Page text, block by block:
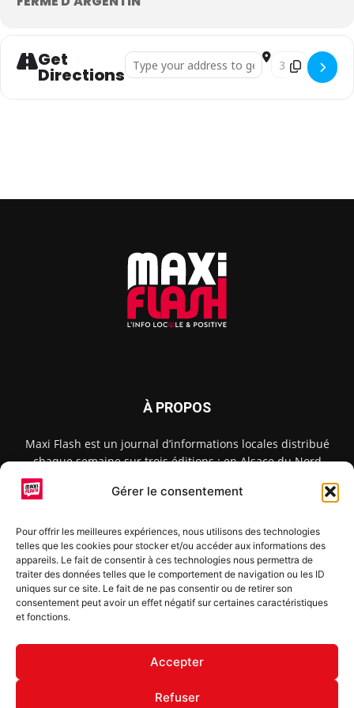
Gérer le consentement
Pour offrir les meilleures expériences, nous utilisons des technologies
telles que les cookies pour stocker et/ou accéder aux informations des
appareils. Le fait de consentir à ces technologies nous permettra de
traiter des données telles que le comportement de navigation ou les ID
uniques sur ce site. Le fait de ne pas consentir ou de retirer son
consentement peut avoir un effet négatif sur certaines caractéristiques
et fonctions.
Accepter
Refuser
Get
Directions
Address - Atelier d’initiation sculptez des
Destination
À PROPOS
Maxi Flash est un journal d’informations locales distribué
chaque semaine sur trois éditions : en Alsace du Nord
depuis 2015, dans les secteurs d’Obernai-Molsheim-Erstein
depuis 2022, et à Colmar, Vignoble et Plaine depuis 2023.
SUIVEZ-NOUS
S'inscrire à la newsletter